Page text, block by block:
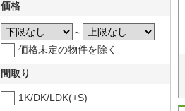
価格
～
価格未定の物件を除く
間取り
1K/DK/LDK(+S)